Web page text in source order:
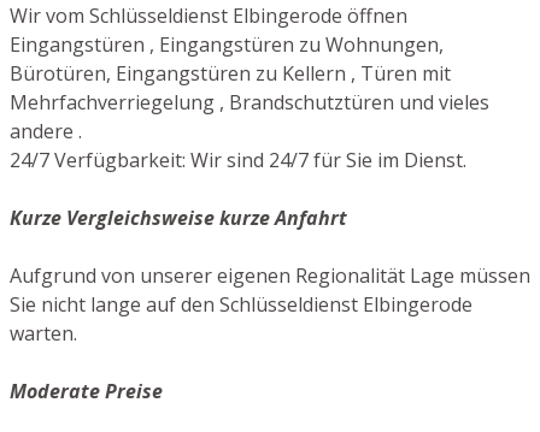
Wir vom Schlüsseldienst Elbingerode öffnen
Eingangstüren , Eingangstüren zu Wohnungen,
Bürotüren, Eingangstüren zu Kellern , Türen mit
Mehrfachverriegelung , Brandschutztüren und vieles
andere .
24/7 Verfügbarkeit: Wir sind 24/7 für Sie im Dienst.
Kurze Vergleichsweise kurze Anfahrt
Aufgrund von unserer eigenen Regionalität Lage müssen
Sie nicht lange auf den Schlüsseldienst Elbingerode
warten.
Moderate Preise